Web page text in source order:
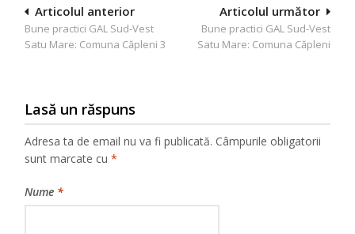
Navigare
în
Articolul următor
Bune practici GAL Sud-Vest
Satu Mare: Comuna Căpleni
Articolul anterior
Bune practici GAL Sud-Vest
Satu Mare: Comuna Căpleni 3
Lasă un răspuns
Adresa ta de email nu va fi publicată. Câmpurile obligatorii
sunt marcate cu*
Nume *